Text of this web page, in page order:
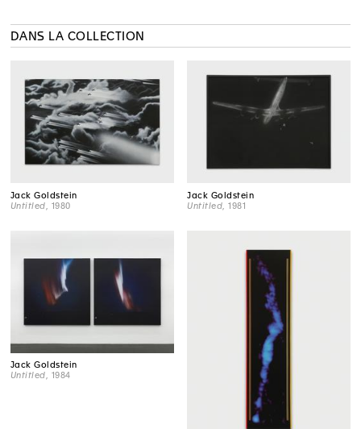
DANS LA COLLECTION
Jack Goldstein
Untitled , 1980
Jack Goldstein
Untitled , 1981
Jack Goldstein
Untitled , 1984